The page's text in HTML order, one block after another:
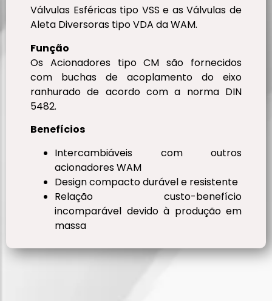
Válvulas Esféricas tipo VSS e as Válvulas de
Aleta Diversoras tipo VDA da WAM.
Função
Os Acionadores tipo CM são fornecidos
com buchas de acoplamento do eixo
ranhurado de acordo com a norma DIN
5482.
Benefícios
Intercambiáveis ​​com outros
acionadores WAM
Design compacto durável e resistente
Relação custo-benefício
incomparável devido à produção em
massa